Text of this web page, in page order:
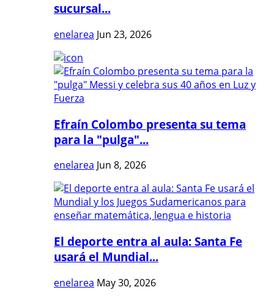
sucursal...
enelarea Jun 23, 2026
Efraín Colombo presenta su tema
para la "pulga"...
enelarea Jun 8, 2026
El deporte entra al aula: Santa Fe
usará el Mundial...
enelarea May 30, 2026